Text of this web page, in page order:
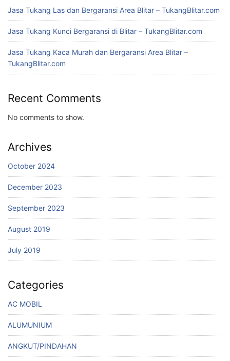
Jasa Tukang Las dan Bergaransi Area Blitar – TukangBlitar.com
Jasa Tukang Kunci Bergaransi di Blitar – TukangBlitar.com
Jasa Tukang Kaca Murah dan Bergaransi Area Blitar –
TukangBlitar.com
Recent Comments
No comments to show.
Archives
October 2024
December 2023
September 2023
August 2019
July 2019
Categories
AC MOBIL
ALUMUNIUM
ANGKUT/PINDAHAN